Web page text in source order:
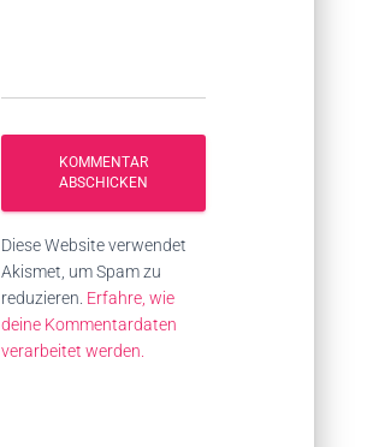
Diese Website verwendet
Akismet, um Spam zu
reduzieren. Erfahre, wie
deine Kommentardaten
verarbeitet werden.